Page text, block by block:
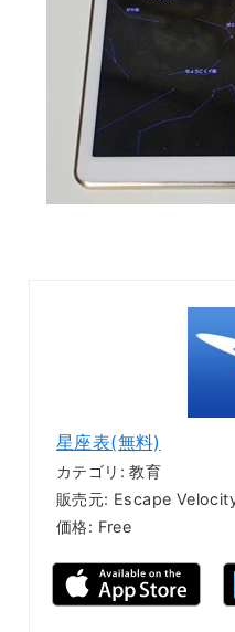
星座表(無料)
カテゴリ: 教育
販売元: Escape
価格: Free